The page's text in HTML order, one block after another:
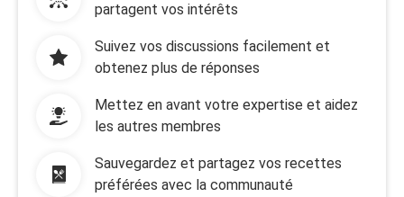
partagent vos intérêts
Suivez vos discussions facilement et
obtenez plus de réponses
Mettez en avant votre expertise et aidez
les autres membres
Sauvegardez et partagez vos recettes
préférées avec la communauté